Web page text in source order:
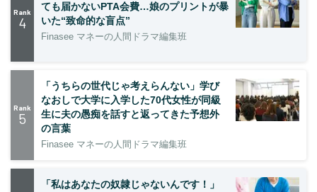
Rank
4
ても届かないPTA会費…娘のプリントが暴
いた“致命的な盲点”
Finasee マネーの人間ドラマ編集班
Rank
5
「うちらの世代じゃ考えらんない」学び
なおしで大学に入学した70代女性が同級
生に夫の愚痴を話すと返ってきた予想外
の言葉
Finasee マネーの人間ドラマ編集班
「私はあなたの奴隷じゃないんです！」